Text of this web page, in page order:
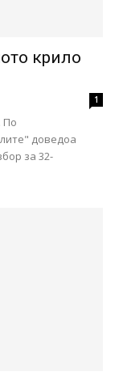
крило
1
По
доведоа
за 32-